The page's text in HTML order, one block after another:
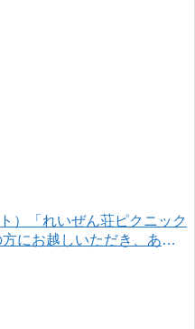
）「れいぜん荘ピクニック
にお越しいただき、あり